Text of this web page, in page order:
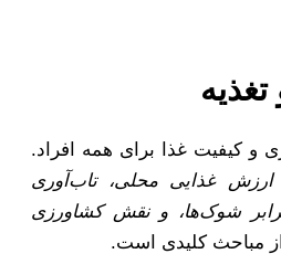
و کیفیت غذا برای همه افراد.
ارزش غذایی محلی، تاب‌آوری
شوک‌ها، و نقش کشاورزی
مباحث کلیدی است.